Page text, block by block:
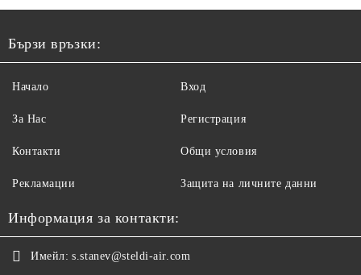
Бързи връзки:
Начало
За Нас
Контакти
Рекламации
Вход
Регистрация
Общи условия
Защита на личните данни
Информация за контакти:
Имейл: s.stanev@steldi-air.com